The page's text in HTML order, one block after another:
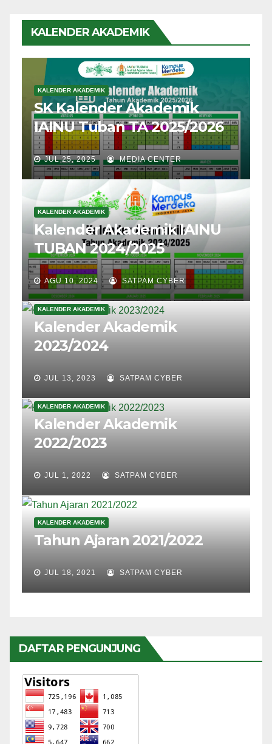
KALENDER AKADEMIK
KALENDER AKADEMIK
SK Kalender Akademik
IAINU Tuban TA 2025/2026
JUL 25, 2025 MEDIA CENTER
KALENDER AKADEMIK
Kalender Akademik IAINU
TUBAN 2024/2025
AGU 10, 2024 SATPAM CYBER
KALENDER AKADEMIK
Kalender Akademik
2023/2024
JUL 13, 2023 SATPAM CYBER
KALENDER AKADEMIK
Kalender Akademik
2022/2023
JUL 1, 2022 SATPAM CYBER
KALENDER AKADEMIK
Tahun Ajaran 2021/2022
JUL 18, 2021 SATPAM CYBER
DAFTAR PENGUNJUNG